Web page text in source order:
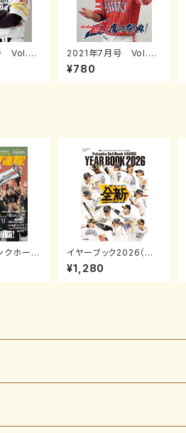
Vol.24
2021年7月号 Vol.24
9
¥780
クホーク
パ・リ
イヤーブック2026（月
刊ホークス2026年4月
号増刊）
¥1,280